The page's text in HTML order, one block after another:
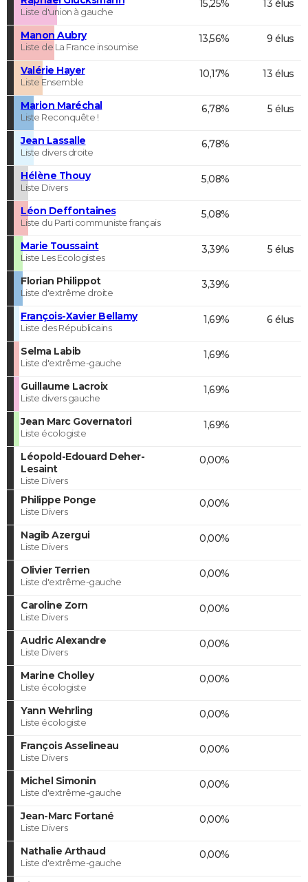
Liste d'union à gauche
15,25% 13 élus
Manon Aubry
Liste de La France insoumise
13,56% 9 élus
Valérie Hayer
Liste Ensemble
10,17% 13 élus
Marion Maréchal
Liste Reconquête !
6,78% 5 élus
Jean Lassalle
Liste divers droite
6,78%
Hélène Thouy
Liste Divers
5,08%
Léon Deffontaines
Liste du Parti communiste français
5,08%
Marie Toussaint
Liste Les Ecologistes
3,39% 5 élus
Florian Philippot
Liste d'extrême droite
3,39%
François-Xavier Bellamy
Liste des Républicains
1,69% 6 élus
Selma Labib
Liste d'extrême-gauche
1,69%
Guillaume Lacroix
Liste divers gauche
1,69%
Jean Marc Governatori
Liste écologiste
1,69%
Léopold-Edouard Deher-
Lesaint
Liste Divers
0,00%
Philippe Ponge
Liste Divers
0,00%
Nagib Azergui
Liste Divers
0,00%
Olivier Terrien
Liste d'extrême-gauche
0,00%
Caroline Zorn
Liste Divers
0,00%
Audric Alexandre
Liste Divers
0,00%
Marine Cholley
Liste écologiste
0,00%
Yann Wehrling
Liste écologiste
0,00%
François Asselineau
Liste Divers
0,00%
Michel Simonin
Liste d'extrême-gauche
0,00%
Jean-Marc Fortané
Liste Divers
0,00%
Nathalie Arthaud
Liste d'extrême-gauche
0,00%